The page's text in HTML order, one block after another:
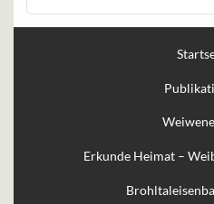
Erkunde Heimat –